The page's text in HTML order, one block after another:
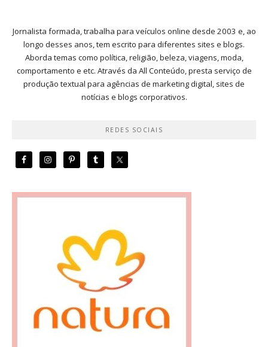
Jornalista formada, trabalha para veículos online desde 2003 e, ao
longo desses anos, tem escrito para diferentes sites e blogs.
Aborda temas como política, religião, beleza, viagens, moda,
comportamento e etc. Através da All Conteúdo, presta serviço de
produção textual para agências de marketing digital, sites de
notícias e blogs corporativos.
REDES SOCIAIS